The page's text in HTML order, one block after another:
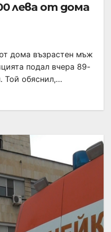
лева от дома
дома възрастен мъж
подал вчера 89-
Той обяснил,…